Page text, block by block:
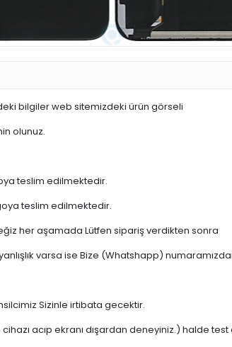
bilgiler web sitemizdeki ürün görseli
olunuz.
teslim edilmektedir.
teslim edilmektedir.
her aşamada Lütfen sipariş verdikten sonra
varsa ise Bize (Whatshapp)
Sizinle irtibata gecektir.
acıp ekranı dışardan deneyiniz.) halde